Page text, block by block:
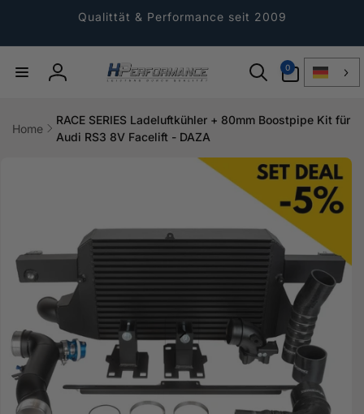
Qualittät & Performance seit 2009
Einloggen
0
Artikel
Home
RACE SERIES Ladeluftkühler + 80mm Boostpipe Kit für
Audi RS3 8V Facelift - DAZA